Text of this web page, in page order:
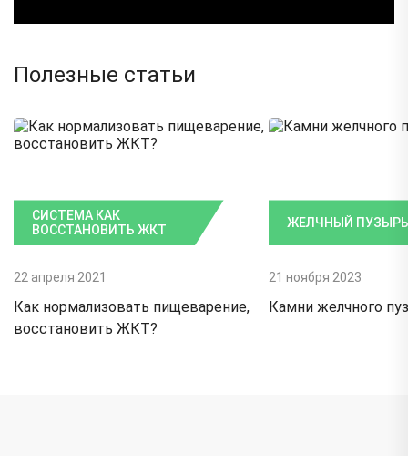
Полезные статьи
СИСТЕМА КАК
ВОССТАНОВИТЬ ЖКТ
22 апреля 2021
Как нормализовать пищеварение,
восстановить ЖКТ?
ЖЕЛЧНЫЙ ПУЗЫРЬ
21 ноября 2023
Камни желчного